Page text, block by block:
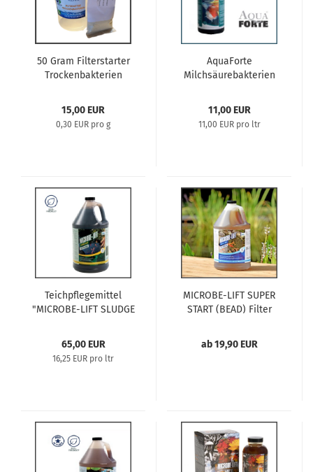
50 Gram Filterstarter
Trockenbakterien
15,00 EUR
0,30 EUR pro g
AquaForte
Milchsäurebakterien
11,00 EUR
11,00 EUR pro ltr
Teichpflegemittel
"MICROBE-LIFT SLUDGE
Inhalt: 4 ltr. für
Schwimmteiche
65,00 EUR
16,25 EUR pro ltr
MICROBE-LIFT SUPER
START (BEAD) Filter
ab 19,90 EUR